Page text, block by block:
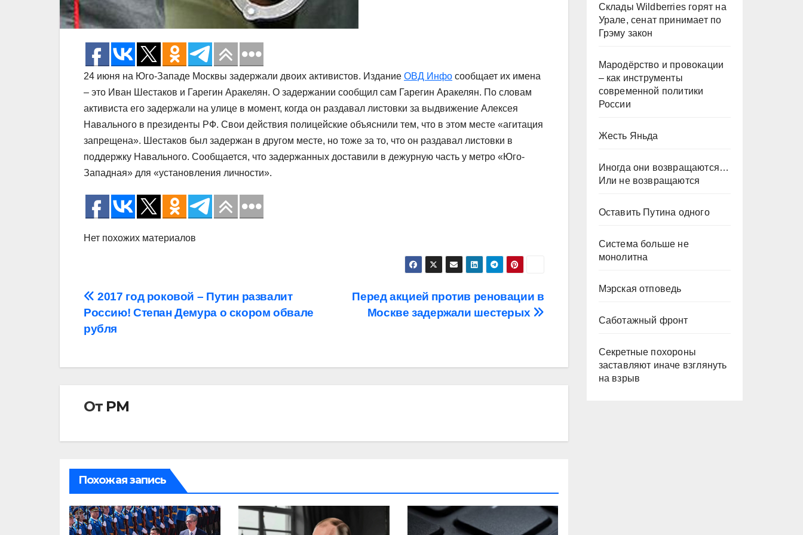
24 июня на Юго-Западе Москвы задержали двоих активистов. Издание ОВД Инфо сообщает их имена
– это Иван Шестаков и Гарегин Аракелян. О задержании сообщил сам Гарегин Аракелян. По словам
активиста его задержали на улице в момент, когда он раздавал листовки за выдвижение Алексея
Навального в президенты РФ. Свои действия полицейские объяснили тем, что в этом месте «агитация
запрещена». Шестаков был задержан в другом месте, но тоже за то, что он раздавал листовки в
поддержку Навального. Сообщается, что задержанных доставили в дежурную часть у метро «Юго-
Западная» для «установления личности».
Нет похожих материалов
Навигация
по
Перед акцией против реновации в
Москве задержали шестерых
2017 год роковой – Путин развалит
Россию! Степан Демура о скором обвале
рубля
От РМ
Похожая запись
Склады Wildberries горят на
Урале, сенат принимает по
Грэму закон
Мародёрство и провокации
– как инструменты
современной политики
России
Жесть Яньда
Иногда они возвращаются…
Или не возвращаются
Оставить Путина одного
Система больше не
монолитна
Мэрская отповедь
Саботажный фронт
Секретные похороны
заставляют иначе взглянуть
на взрыв